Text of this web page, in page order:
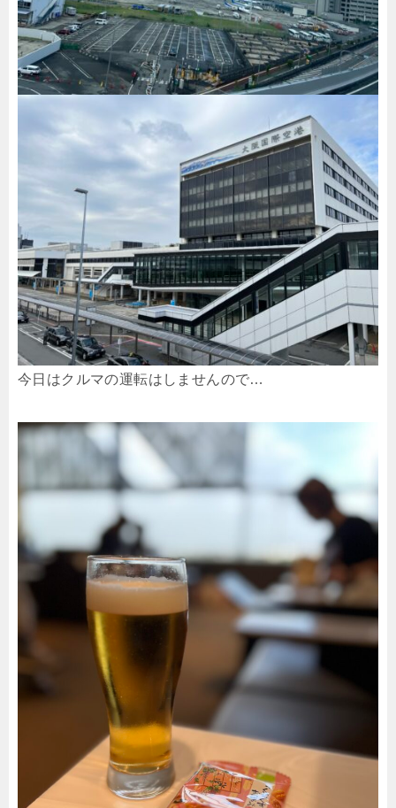
今日はクルマの運転はしませんので…